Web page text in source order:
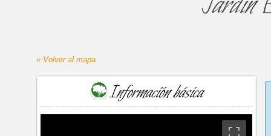
« Volver al mapa
Información básica